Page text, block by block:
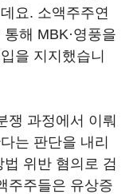
요. 소액주주연
해 MBK·영풍을
을 지지했습니
쟁 과정에서 이뤄
는 판단을 내리
위반 혐의로 검
주주들은 유상증